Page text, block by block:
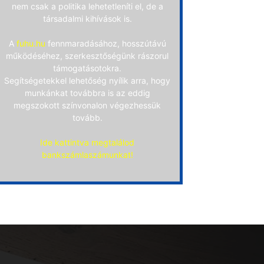
nem csak a politika lehetetleníti el, de a
társadalmi kihívások is.
A fuhu.hu fennmaradásához, hosszútávú
működéséhez, szerkesztőségünk rászorul
támogatásotokra.
Segítségetekkel lehetőség nyílik arra, hogy
munkánkat továbbra is az eddig
megszokott színvonalon végezhessük
tovább.
Ide kattintva megtalálod
bankszámlaszámunkat!